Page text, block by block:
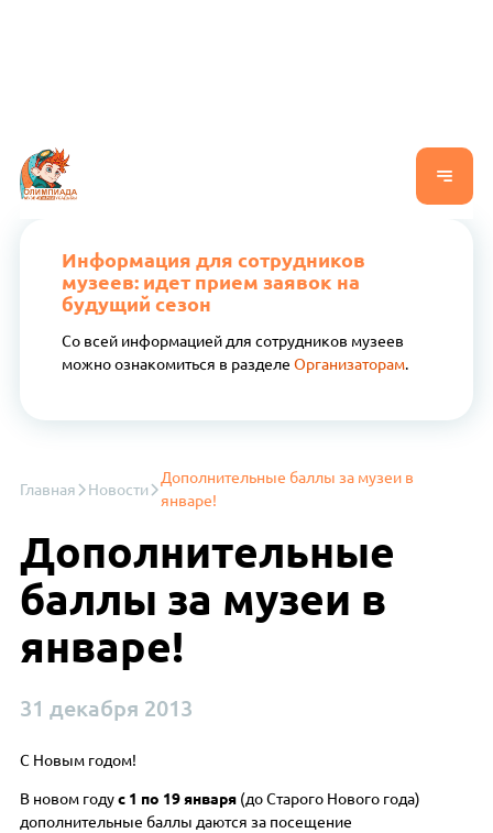
Информация для сотрудников
музеев: идет прием заявок на
будущий сезон
Со всей информацией для сотрудников музеев
можно ознакомиться в разделе Организаторам.
Главная Новости
Дополнительные баллы за музеи в
январе!
Дополнительные
баллы за музеи в
январе!
31 декабря 2013
С Новым годом!
В новом годус 1 по 19 января (до Старого Нового года)
дополнительные баллы даются за посещение